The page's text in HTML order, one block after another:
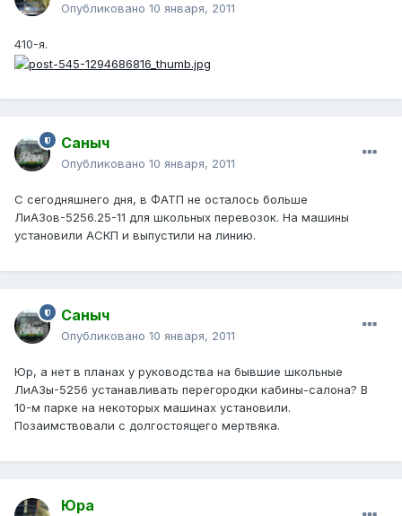
Опубликовано 10 января, 2011
410-я.
Саныч
Опубликовано 10 января, 2011
С сегодняшнего дня, в ФАТП не осталось больше
ЛиАЗов-5256.25-11 для школьных перевозок. На машины
установили АСКП и выпустили на линию.
Саныч
Опубликовано 10 января, 2011
Юр, а нет в планах у руководства на бывшие школьные
ЛиАЗы-5256 устанавливать перегородки кабины-салона? В
10-м парке на некоторых машинах установили.
Позаимствовали с долгостоящего мертвяка.
Юра